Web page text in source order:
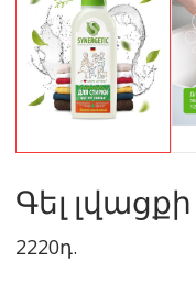
Գել լվացքի
2220դ.